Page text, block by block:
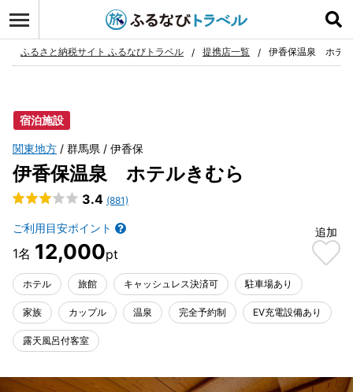
お気に入り
ふるさと納税サイト ふるなびトラベル 提携店一覧 伊香保温泉 ホテ
宿泊施設
関東地方 群馬県 伊香保
伊香保温泉 ホテルきむら
3.4 (881)
ご利用目安ポイント
12,000
追加
ホテル 旅館 キャッシュレス決済可 駐車場あり
家族 カップル 温泉 完全予約制 EV充電設備あり
露天風呂付客室